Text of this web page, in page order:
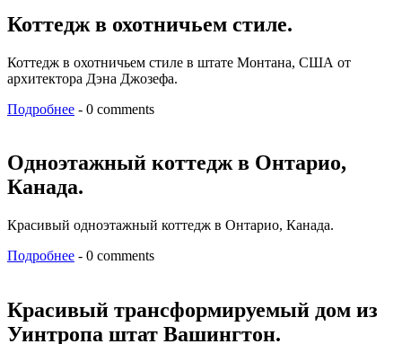
Коттедж в охотничьем стиле.
Коттедж в охотничьем стиле в штате Монтана, США от
архитектора Дэна Джозефа.
Подробнее - 0 comments
Одноэтажный коттедж в Онтарио,
Канада.
Красивый одноэтажный коттедж в Онтарио, Канада.
Подробнее - 0 comments
Красивый трансформируемый дом из
Уинтропа штат Вашингтон.